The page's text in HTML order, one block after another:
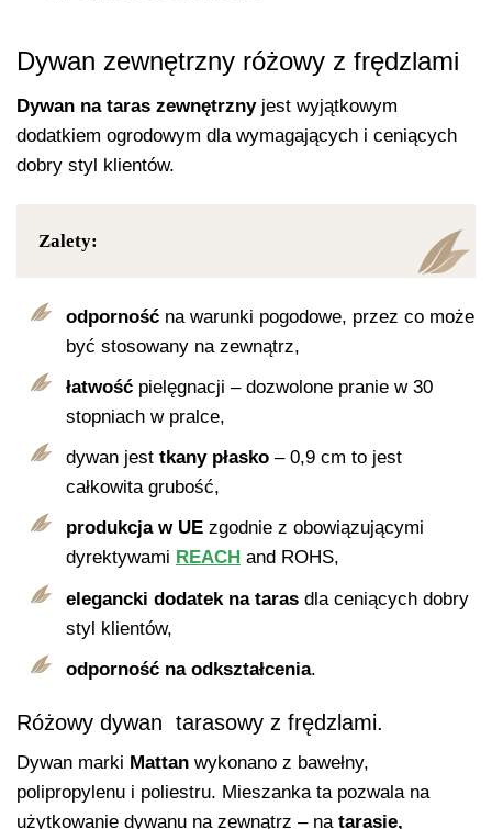
Dywan zewnętrzny różowy z frędzlami
Dywan na taras zewnętrzny jest wyjątkowym
dodatkiem ogrodowym dla wymagających i ceniących
dobry styl klientów.
Zalety:
odporność na warunki pogodowe, przez co może
być stosowany na zewnątrz,
łatwość pielęgnacji – dozwolone pranie w 30
stopniach w pralce,
dywan jest tkany płasko – 0,9 cm to jest
całkowita grubość,
produkcja w UE zgodnie z obowiązującymi
dyrektywami REACH and ROHS,
elegancki dodatek na taras dla ceniących dobry
styl klientów,
odporność na odkształcenia.
Różowy dywan tarasowy z frędzlami.
Dywan marki Mattan wykonano z bawełny,
polipropylenu i poliestru. Mieszanka ta pozwala na
użytkowanie dywanu na zewnątrz – na tarasie,